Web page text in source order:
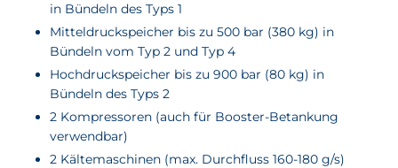
Projekte
Veranstaltungen
Publikationen
Awards und Auszeichnungen
Für die Presse
in Bündeln des Typs 1
Mitteldruckspeicher bis zu 500 bar (380 kg) in
Bündeln vom Typ 2 und Typ 4
Hochdruckspeicher bis zu 900 bar (80 kg) in
Bündeln des Typs 2
2 Kompressoren (auch für Booster-Betankung
verwendbar)
2 Kältemaschinen (max. Durchfluss 160-180 g/s)